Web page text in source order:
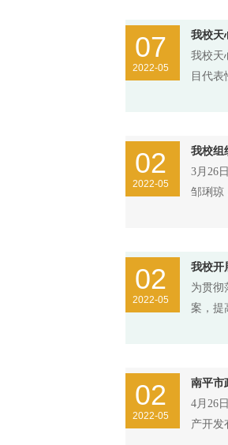
07
2022-05
我校天
我校天
目代表
02
2022-05
我校组
3月26
邹琍琼
02
2022-05
我校开
为贯彻
案，提
02
2022-05
南平市
4月26
产开发